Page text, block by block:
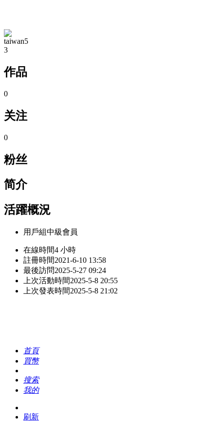
taiwan5
3
作品
0
关注
0
粉丝
简介
活躍概況
用戶組中級會員
在線時間4 小時
註冊時間2021-6-10 13:58
最後訪問2025-5-27 09:24
上次活動時間2025-5-8 20:55
上次發表時間2025-5-8 21:02
首頁
買幣
搜索
我的
刷新